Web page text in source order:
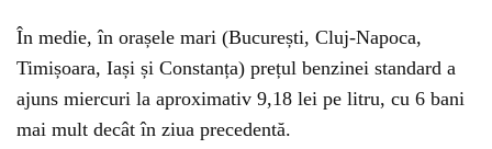
În medie, în orașele mari (București, Cluj-Napoca,
Timișoara, Iași și Constanța) prețul benzinei standard a
ajuns miercuri la aproximativ 9,18 lei pe litru, cu 6 bani
mai mult decât în ziua precedentă.